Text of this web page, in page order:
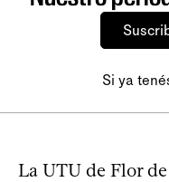
Si ya
La UTU de Flor